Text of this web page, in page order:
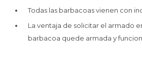
Todas las barbacoas vienen con
La ventaja de solicitar el armado
barbacoa quede armada y